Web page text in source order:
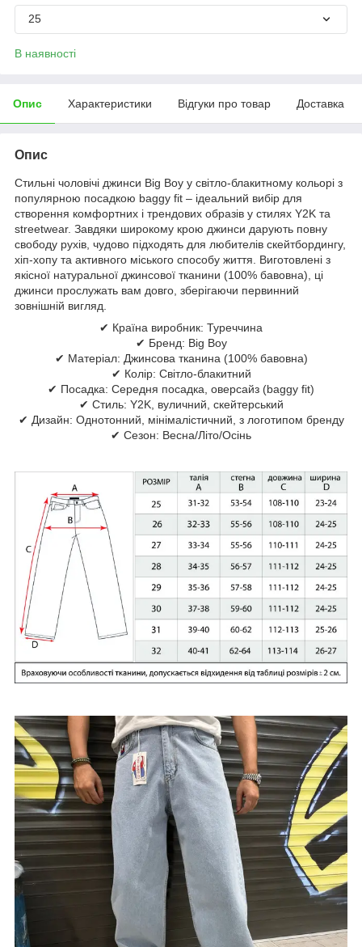
25
В наявності
Опис Характеристики Відгуки про товар Доставка
Опис
Стильні чоловічі джинси Big Boy у світло-блакитному кольорі з
популярною посадкою baggy fit – ідеальний вибір для
створення комфортних і трендових образів у стилях Y2K та
streetwear. Завдяки широкому крою джинси дарують повну
свободу рухів, чудово підходять для любителів скейтбордингу,
хіп-хопу та активного міського способу життя. Виготовлені з
якісної натуральної джинсової тканини (100% бавовна), ці
джинси прослужать вам довго, зберігаючи первинний
зовнішній вигляд.
✔ Країна виробник: Туреччина
✔ Бренд: Big Boy
✔ Матеріал: Джинсова тканина (100% бавовна)
✔ Колір: Світло-блакитний
✔ Посадка: Середня посадка, оверсайз (baggy fit)
✔ Стиль: Y2K, вуличний, скейтерський
✔ Дизайн: Однотонний, мінімалістичний, з логотипом бренду
✔ Сезон: Весна/Літо/Осінь